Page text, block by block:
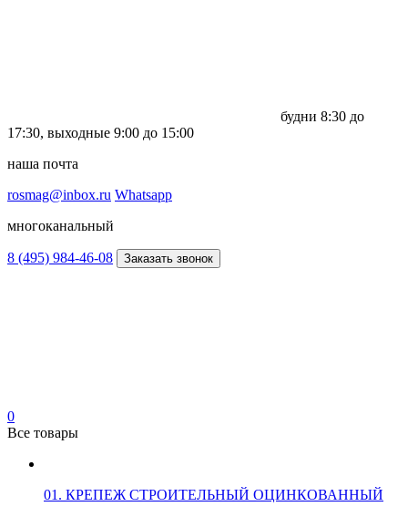
будни 8:30 до
17:30, выходные 9:00 до 15:00
наша почта
rosmag@inbox.ru Whatsapp
многоканальный
8 (495) 984-46-08 Заказать звонок
0
Все товары
01. КРЕПЕЖ СТРОИТЕЛЬНЫЙ ОЦИНКОВАННЫЙ